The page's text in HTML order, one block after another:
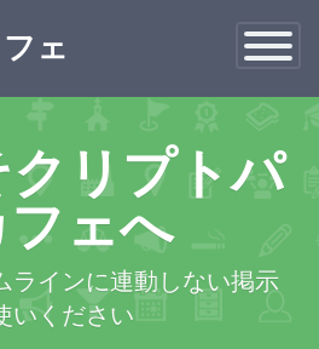
Toggle
フェ
クリプトパ
ェへ
ラインに連動しない掲示
いください